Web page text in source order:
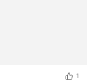
1